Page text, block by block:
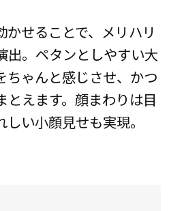
かせることで、メリハリ
出。ペタンとしやすい大
ちゃんと感じさせ、かつ
とえます。顔まわりは目
い小顔見せも実現。